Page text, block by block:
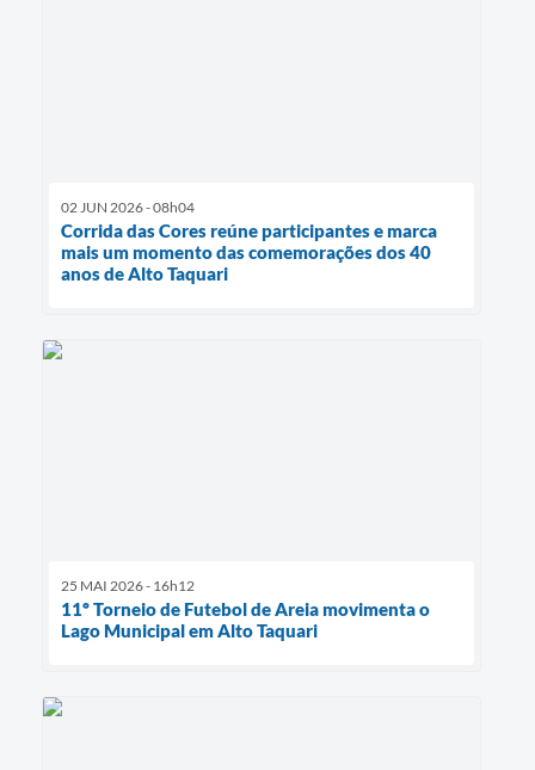
02 JUN 2026 - 08h04
Corrida das Cores reúne participantes e marca
mais um momento das comemorações dos 40
anos de Alto Taquari
25 MAI 2026 - 16h12
11º Torneio de Futebol de Areia movimenta o
Lago Municipal em Alto Taquari